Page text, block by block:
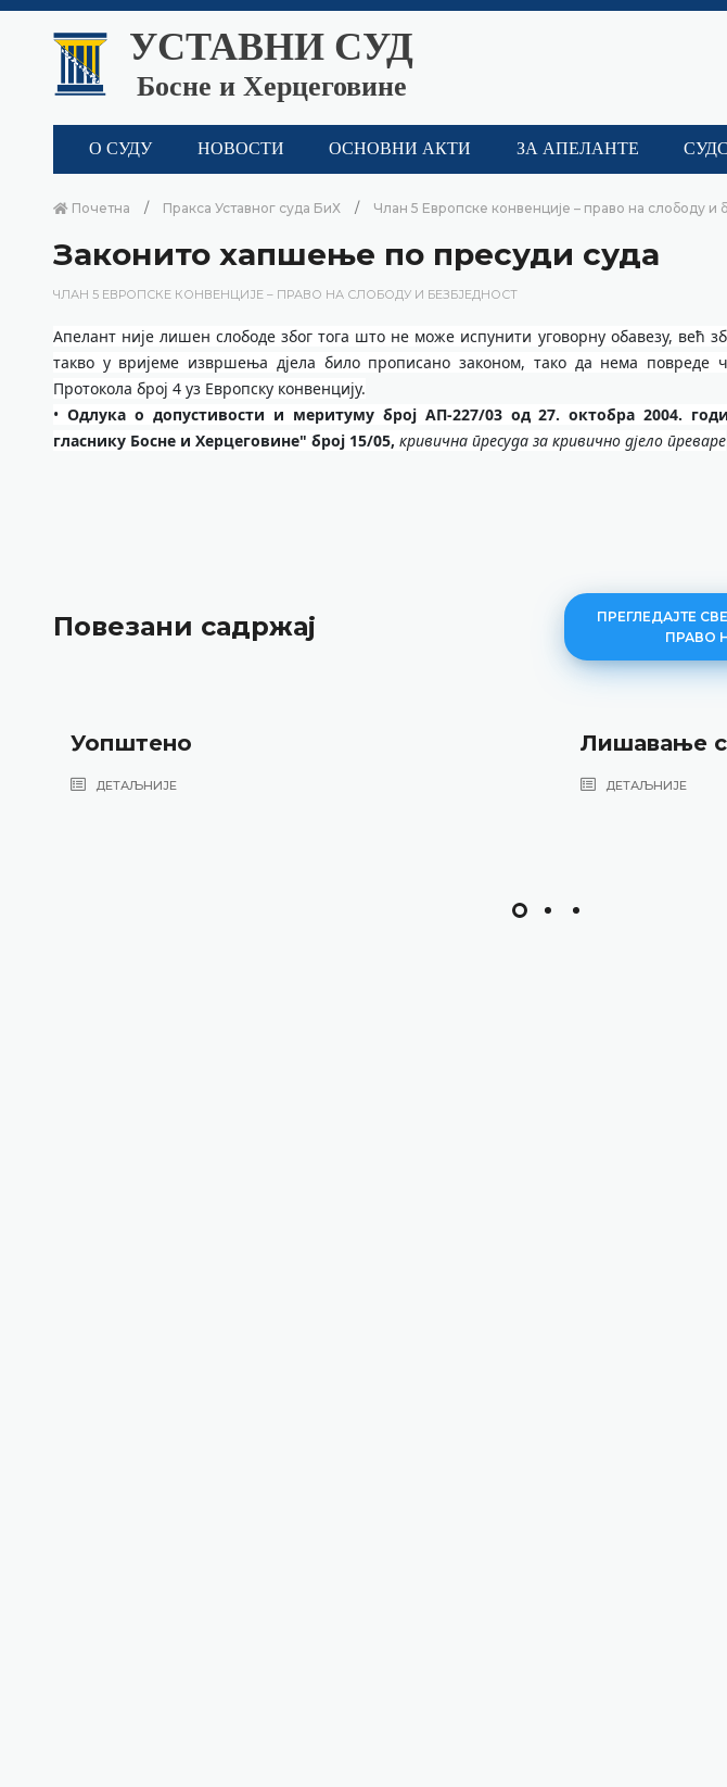
УСТАВНИ СУД
Босне и Херцеговине
О СУДУ НОВОСТИ ОСНОВНИ АКТИ ЗА АПЕЛАНТЕ
Почетна Пракса Уставног суда БиХ Члан 5 Европске конвенције – право на слободу и
Законито хапшење по пресуди суда
ЧЛАН 5 ЕВРОПСКЕ КОНВЕНЦИЈЕ – ПРАВО НА СЛОБОДУ И БЕЗБЈЕДНОСТ
Апелант није лишен слободе због тога што не може испунити уговорну обавезу, већ
такво у вријеме извршења дјела било прописано законом, тако да нема повреде
Протокола број 4 уз Европску конвенцију.
• Одлука о допустивости и меритуму број АП-227/03 од 27. октобра 2004.
гласнику Босне и Херцеговине" број 15/05, кривична пресуда за кривично дјело преваре
Повезани садржај
ПРЕГЛЕДАЈТЕ
ПРАВО
Уопштено
ДЕТАЉНИЈЕ
Лишавање
ДЕТАЉНИЈЕ